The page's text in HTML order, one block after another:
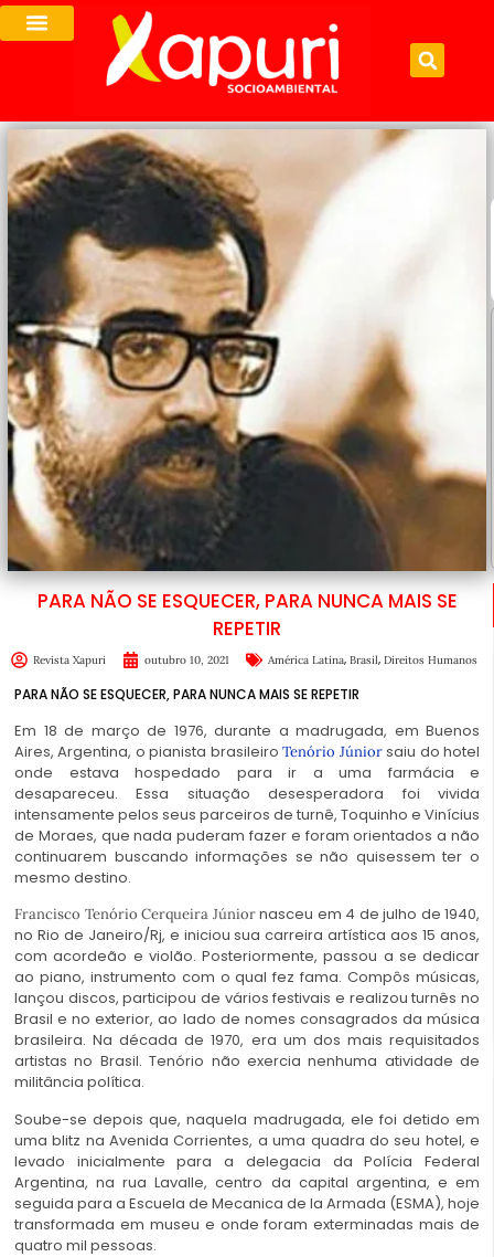
PARA NÃO SE ESQUECER, PARA NUNCA MAIS SE
REPETIR
Revista Xapuri outubro 10, 2021 América Latina, Brasil, Direitos Humanos
PARA NÃO SE ESQUECER, PARA NUNCA MAIS SE REPETIR
Em 18 de março de 1976, durante a madrugada, em Buenos
Aires, Argentina, o pianista brasileiroTenório Júniorsaiu do hotel
onde estava hospedado para ir a uma farmácia e
desapareceu. Essa situação desesperadora foi vivida
intensamente pelos seus parceiros de turnê, Toquinho e Vinícius
de Moraes, que nada puderam fazer e foram orientados a não
continuarem buscando informações se não quisessem ter o
mesmo destino.
Francisco Tenório Cerqueira Júniornasceu em 4 de julho de 1940,
no Rio de Janeiro/Rj, e iniciou sua carreira artística aos 15 anos,
com acordeão e violão. Posteriormente, passou a se dedicar
ao piano, instrumento com o qual fez fama. Compôs músicas,
lançou discos, participou de vários festivais e realizou turnês no
Brasil e no exterior, ao lado de nomes consagrados da música
brasileira. Na década de 1970, era um dos mais requisitados
artistas no Brasil. Tenório não exercia nenhuma atividade de
militância política.
Soube-se depois que, naquela madrugada, ele foi detido em
uma blitz na Avenida Corrientes, a uma quadra do seu hotel, e
levado inicialmente para a delegacia da Polícia Federal
Argentina, na rua Lavalle, centro da capital argentina, e em
seguida para a Escuela de Mecanica de la Armada (ESMA), hoje
transformada em museu e onde foram exterminadas mais de
quatro mil pessoas.